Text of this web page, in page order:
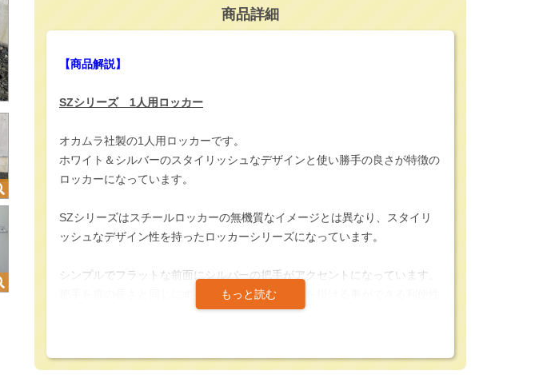
商品詳細
【商品解説】
SZシリーズ 1人用ロッカー
オカムラ社製の1人用ロッカーです。
ホワイト＆シルバーのスタイリッシュなデザインと使い勝手の良さが特徴の
ロッカーになっています。
SZシリーズはスチールロッカーの無機質なイメージとは異なり、スタイリ
ッシュなデザイン性を持ったロッカーシリーズになっています。
シンプルでフラットな前面にシルバーの把手がアクセントになっています。
把手を扉の長さと同じにする事でどこからでも手を掛ける事ができる利便性
置からでもスムーズかつパワーレスな開閉を実現しています。